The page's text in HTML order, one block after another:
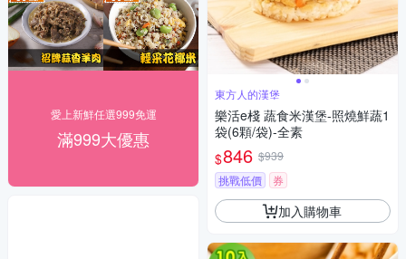
愛上新鮮任選999免運
滿999大優惠
東方人的漢堡
樂活e棧 蔬食米漢堡-照燒鮮蔬1
袋(6顆/袋)-全素
$846 $939
挑戰低價
券
加入購物車